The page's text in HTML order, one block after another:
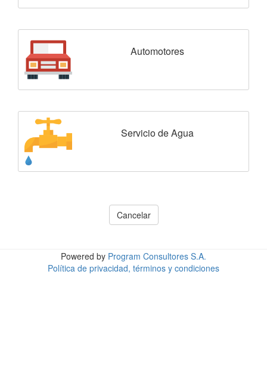
Automotores
Servicio de Agua
Cancelar
Powered by Program Consultores S.A.
Política de privacidad, términos y condiciones